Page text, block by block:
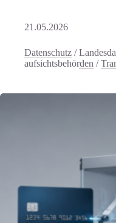
21.05.2026
Datenschutz /
aufsichtsbehörden /